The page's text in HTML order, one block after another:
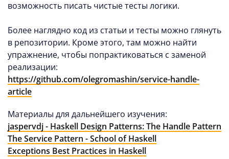
возможность писать чистые тесты логики.
Более наглядно код из статьи и тесты можно глянуть
в репозитории. Кроме этого, там можно найти
упражнение, чтобы попрактиковаться с заменой
реализации:
https://github.com/olegromashin/service-handle-
article
Материалы для дальнейшего изучения:
jaspervdj - Haskell Design Patterns: The Handle Pattern
The Service Pattern - School of Haskell
Exceptions Best Practices in Haskell